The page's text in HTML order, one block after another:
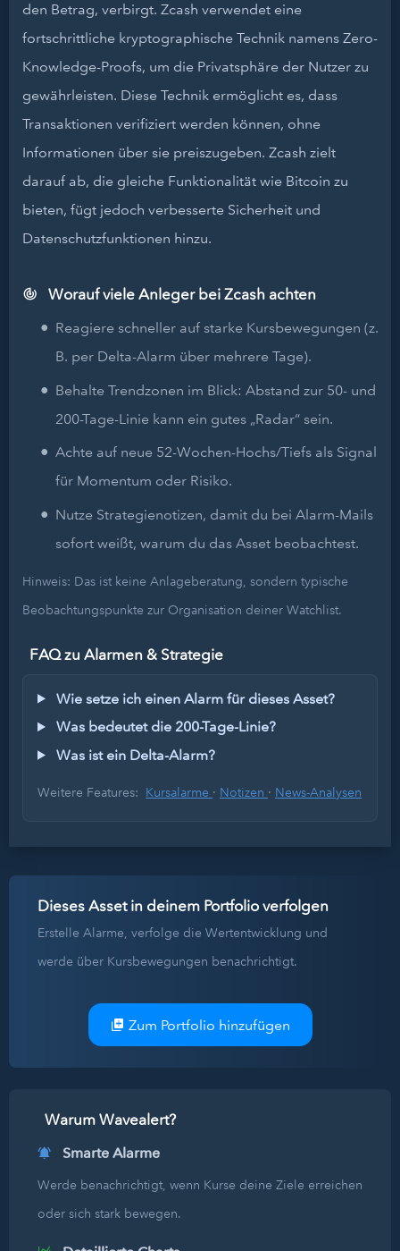
den Betrag, verbirgt. Zcash verwendet eine
fortschrittliche kryptographische Technik namens Zero-
Knowledge-Proofs, um die Privatsphäre der Nutzer zu
gewährleisten. Diese Technik ermöglicht es, dass
Transaktionen verifiziert werden können, ohne
Informationen über sie preiszugeben. Zcash zielt
darauf ab, die gleiche Funktionalität wie Bitcoin zu
bieten, fügt jedoch verbesserte Sicherheit und
Datenschutzfunktionen hinzu.
Worauf viele Anleger bei Zcash achten
Reagiere schneller auf starke Kursbewegungen (z.
B. per Delta-Alarm über mehrere Tage).
Behalte Trendzonen im Blick: Abstand zur 50- und
200-Tage-Linie kann ein gutes „Radar“ sein.
Achte auf neue 52-Wochen-Hochs/Tiefs als Signal
für Momentum oder Risiko.
Nutze Strategienotizen, damit du bei Alarm-Mails
sofort weißt, warum du das Asset beobachtest.
Hinweis: Das ist keine Anlageberatung, sondern typische
Beobachtungspunkte zur Organisation deiner Watchlist.
FAQ zu Alarmen & Strategie
Wie setze ich einen Alarm für dieses Asset?
Was bedeutet die 200-Tage-Linie?
Was ist ein Delta-Alarm?
Weitere Features: Kursalarme · Notizen · News-Analysen
Dieses Asset in deinem Portfolio verfolgen
Erstelle Alarme, verfolge die Wertentwicklung und
werde über Kursbewegungen benachrichtigt.
Zum Portfolio hinzufügen
Warum Wavealert?
Smarte Alarme
Werde benachrichtigt, wenn Kurse deine Ziele erreichen
oder sich stark bewegen.